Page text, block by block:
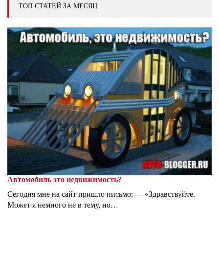
ТОП СТАТЕЙ ЗА МЕСЯЦ
Автомобиль это недвижимость?
Сегодня мне на сайт пришло письмо: — «Здравствуйте.
Может я немного не в тему, но…